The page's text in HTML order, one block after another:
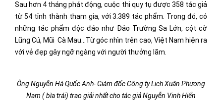
Sau hơn 4 tháng phát động, cuộc thi quy tụ được 358 tác giả
từ 54 tỉnh thành tham gia, với 3.389 tác phẩm. Trong đó, có
những tác phẩm độc đáo như Đảo Trường Sa Lớn, cột cờ
Lũng Cú, Mũi Cà Mau…Từ góc nhìn trên cao, Việt Nam hiện ra
với vẻ đẹp gây ngỡ ngàng với người thưởng lãm.
Ông Nguyễn Hà Quốc Anh- Giám đốc Công ty Lịch Xuân Phương
Nam ( bìa trái) trao giải nhất cho tác giả Nguyễn Vinh Hiển